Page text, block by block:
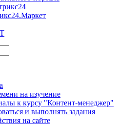
на изучение
к курсу "Контент-менеджер"
и выполнять задания
на сайте